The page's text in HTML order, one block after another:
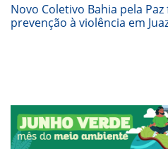
Novo Coletivo Bahia pela
prevenção à violência em